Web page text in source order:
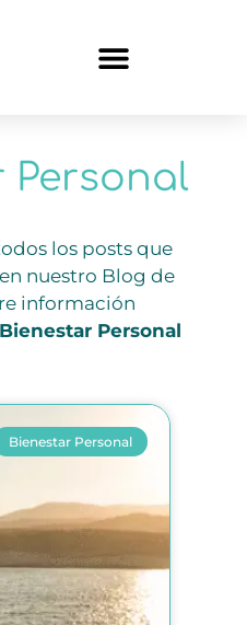
Personal
los posts que
nuestro Blog de
información
Bienestar Personal
Bienestar Personal